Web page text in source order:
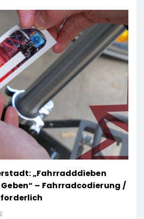
„Fahrradddieben
– Fahrradcodierung /